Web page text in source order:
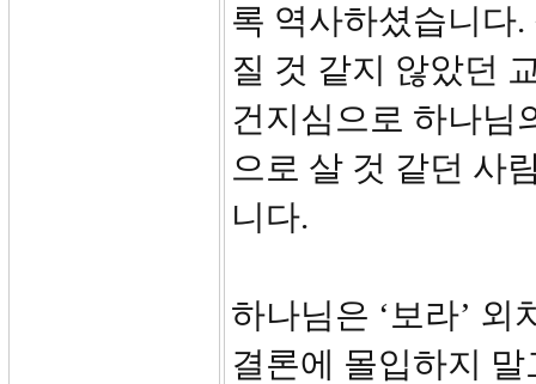
록 역사하셨습니다
질 것 같지 않았던
건지심으로 하나님
으로 살 것 같던 사
니다.
하나님은 ‘보라’
결론에 몰입하지